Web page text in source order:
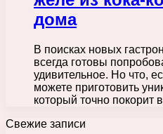
дома
В поисках новых
всегда готовы
удивительное. Но что,
можете приготовить
который точно покорит
Свежие записи